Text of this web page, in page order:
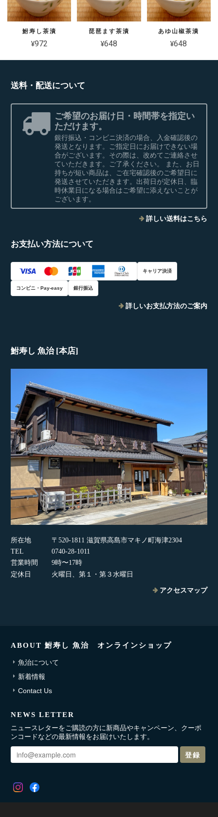
鮒寿し茶漬
¥972
琵琶ます茶漬
¥648
あゆ山椒茶漬
¥648
送料・配送について
ご希望のお届け日・時間帯を指定い
ただけます。
銀行振込・コンビニ決済の場合、入金確認後の
発送となります。ご指定日にお届けできない場
合がございます。その際は、改めてご連絡させ
ていただきます。ご了承ください。 また、お日
持ちが短い商品は、ご在宅確認後のご希望日に
発送させていただきます。出荷日が定休日、臨
時休業日になる場合はご希望に添えないことが
ございます。
詳しい送料はこちら
お支払い方法について
キャリア決済
コンビニ・Pay-easy 銀行振込
詳しいお支払方法のご案内
鮒寿し 魚治 [本店]
所在地
〒520-1811 滋賀県高島市マキノ町海津2304
TEL
0740-28-1011
営業時間
9時〜17時
定休日
火曜日、第１・第３水曜日
アクセスマップ
ABOUT 鮒寿し 魚治 オンラインショップ
魚治について
新着情報
Contact Us
NEWS LETTER
ニュースレターをご購読の方に新商品やキャンペーン、クーポ
ンコードなどの最新情報をお届けいたします。
登録